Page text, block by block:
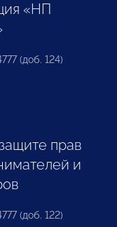
«НП
(доб. 124)
прав
и
(доб. 122)